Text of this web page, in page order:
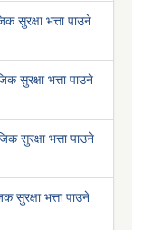
सुरक्षा भत्ता पाउने
सुरक्षा भत्ता पाउने
सुरक्षा भत्ता पाउने
सुरक्षा भत्ता पाउने